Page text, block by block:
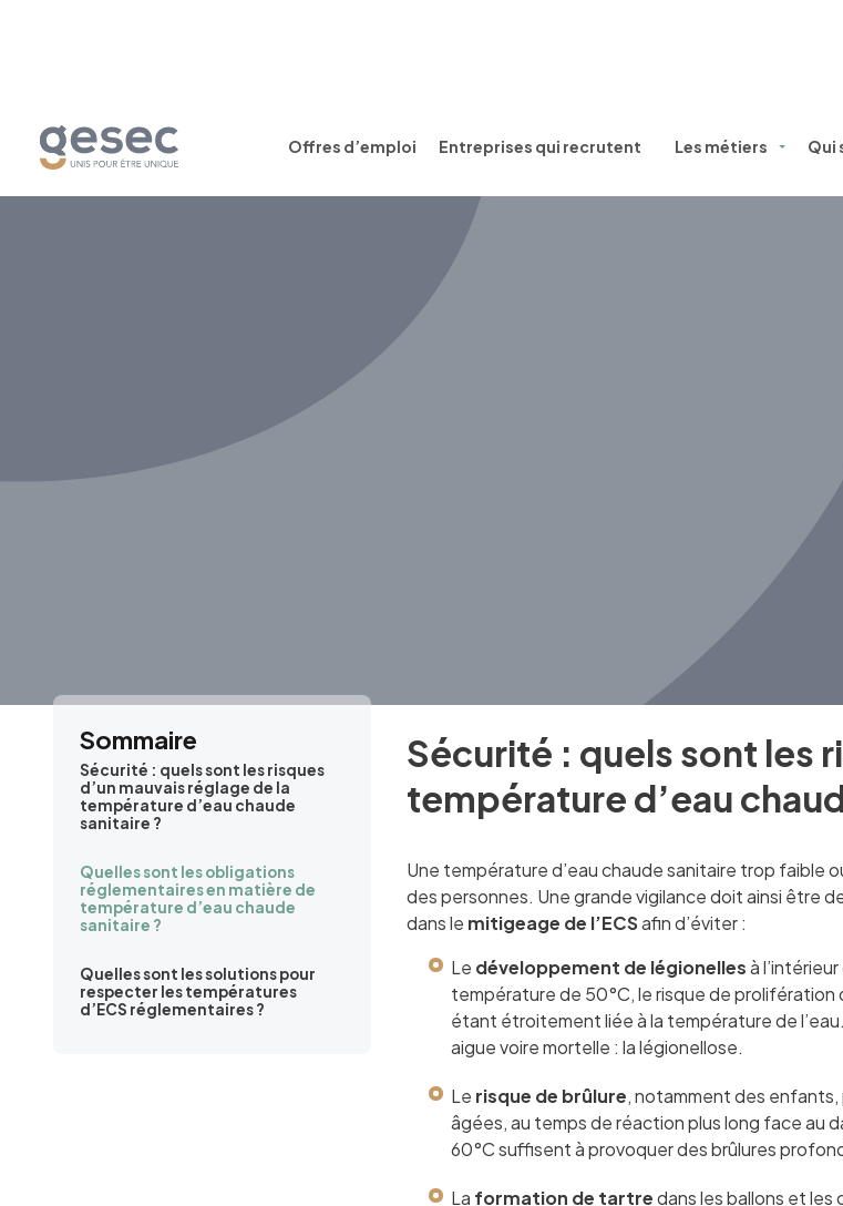
Offres d’emploi Entreprises qui recrutent Les métiers Qui
Habitat et réglementations
Sommaire
Sécurité : quels sont les risques
d’un mauvais réglage de la
température d’eau chaude
sanitaire ?
Quelles sont les obligations
réglementaires en matière de
température d’eau chaude
sanitaire ?
Quelles sont les solutions pour
respecter les températures
d’ECS réglementaires ?
Sécurité : quels sont les
température d’eau
Une température d’eau chaude sanitaire trop faible
des personnes. Une grande vigilance doit ainsi être
dans le mitigeage de l’ECSafin d’éviter :
Le développement de légionellesà
température de 50°C, le risque de
étant étroitement liée à la température de
aigue voire mortelle : la légionellose.
Le risque de brûlure, notamment des enfants,
âgées, au temps de réaction plus long face au
60°C suffisent à provoquer des brûlures
La formation de tartredans les ballons et les